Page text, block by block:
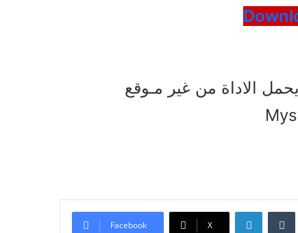
الاداة من غير مـوقع
Facebook X